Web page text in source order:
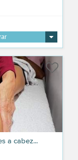
a cabez...